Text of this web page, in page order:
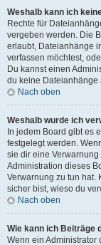
Weshalb kann ich
Rechte für
vergeben werden. Die
erlaubt, Dateianhänge
verfassen möchtest,
Du kannst einen
du keine Dateianhänge
Nach oben
Weshalb wurde ich
In jedem Board gibt es
festgelegt werden.
sie dir eine
Administration dieses
Verwarnung zu tun hat.
sicher bist, wieso du
Nach oben
Wie kann ich Beiträge
Wenn ein